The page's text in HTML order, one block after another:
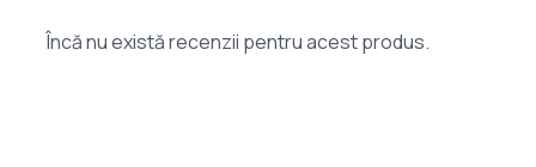
Încă nu există recenzii pentru acest produs.